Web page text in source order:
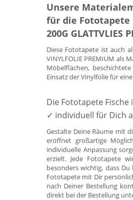
Unsere
für die Fototapete
200G GLATTVLIES
Diese Fototapete ist auch
VINYLFOLIE PREMIUM als
Möbelflächen,
Einsatz der Vinylfolie für
Die Fototapete
✓ individuell für Dich
Gestalte Deine Räume mit
eröffnet großartige
individuelle Anpassung
erzielt. Jede Fototapete
besonders wichtig, dass
Fototapete mit Dir
nach Deiner Bestellung
direkt bei der Bestellung